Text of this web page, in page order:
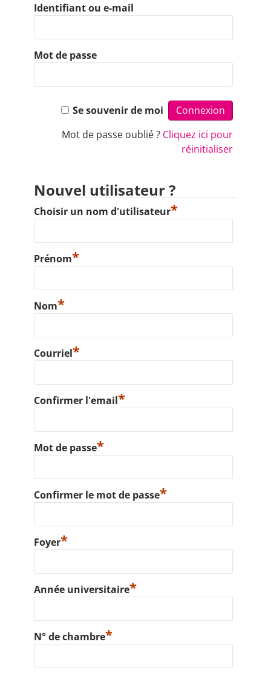
Identifiant ou e-mail
Mot de passe
Se souvenir de moi
Mot de passe oublié ? Cliquez ici pour
réinitialiser
Nouvel utilisateur ?
Choisir un nom d'utilisateur*
Prénom*
Nom*
Courriel*
Confirmer l'email*
Mot de passe*
Confirmer le mot de passe*
Foyer*
Année universitaire*
N° de chambre*